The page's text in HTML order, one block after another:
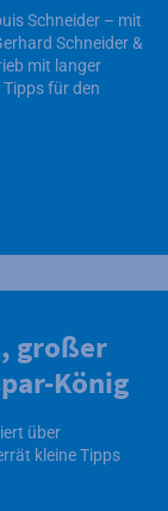
Schneider – mit
Schneider &
mit langer
für den
großer
König
über
kleine Tipps